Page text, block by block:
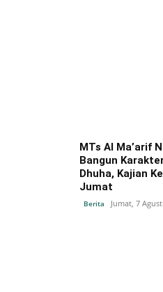
MTs Al Ma’arif
Bangun
Dhuha, Kajian
Jumat
Berita Jumat, 7